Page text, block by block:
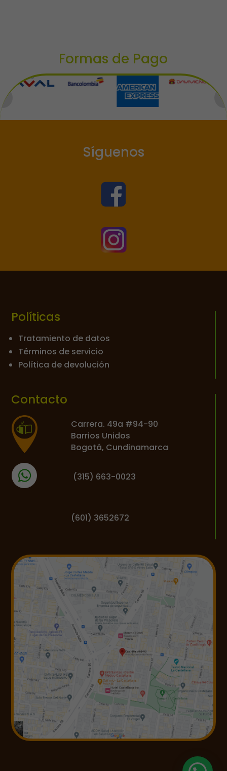
Formas de Pago
Síguenos


Políticas
Tratamiento de datos
Términos de servicio
Política de devolución
Contacto
Carrera. 49a #94-90
Barrios Unidos
Bogotá, Cundinamarca
(315) 663-0023
(601) 3652672